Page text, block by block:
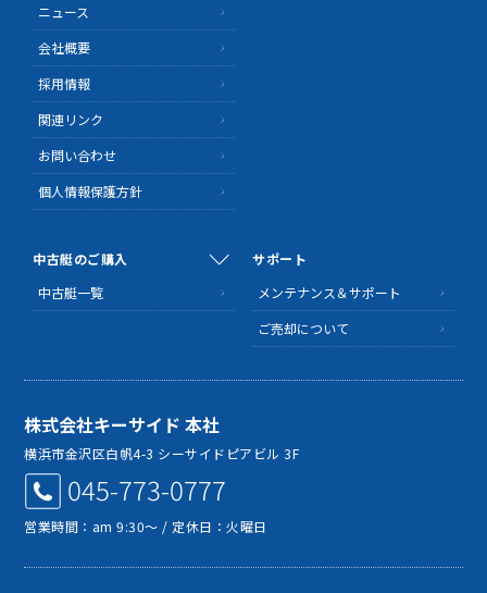
ニュース
会社概要
採用情報
関連リンク
お問い合わせ
個人情報保護方針
中古艇のご購入
中古艇一覧
サポート
メンテナンス＆サポート
ご売却について
株式会社キーサイド 本社
横浜市金沢区白帆4-3 シーサイドピアビル 3F
045-773-0777
営業時間：am 9:30～ / 定休日：火曜日